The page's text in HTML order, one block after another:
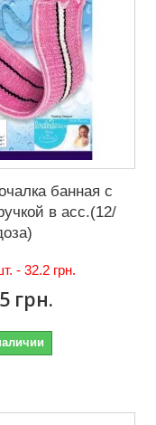
банная с
в асс.(12/
- 32.2 грн.
грн.